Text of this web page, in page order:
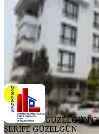
16.350.000
GÜZELGÜN
Ara
GÜZELGÜN
ŞERİFE GÜZELGÜN